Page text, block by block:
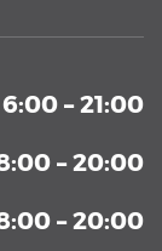
informací zde
6:00 – 21:00
– 20:00
– 20:00